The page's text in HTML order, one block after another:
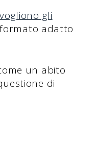
gli
adatto
un abito
di